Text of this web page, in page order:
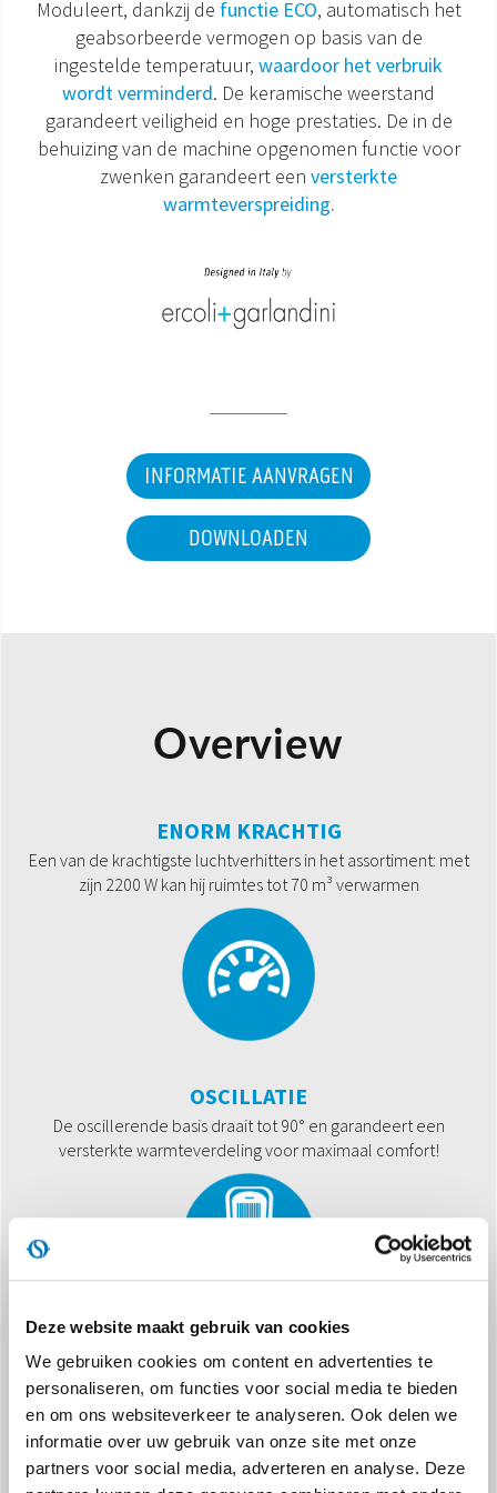
Deze website maakt gebruik van cookies
We gebruiken cookies om content en advertenties te
personaliseren, om functies voor social media te bieden
en om ons websiteverkeer te analyseren. Ook delen we
informatie over uw gebruik van onze site met onze
partners voor social media, adverteren en analyse. Deze
DOCUMENTATIE PRODUCTEN
Moduleert, dankzij de functie ECO, automatisch het
geabsorbeerde vermogen op basis van de
ingestelde temperatuur, waardoor het verbruik
wordt verminderd. De keramische weerstand
garandeert veiligheid en hoge prestaties. De in de
behuizing van de machine opgenomen functie voor
zwenken garandeert een versterkte
warmteverspreiding.
INFORMATIE AANVRAGEN
DOWNLOADEN
Overview
ENORM KRACHTIG
Een van de krachtigste luchtverhitters in het assortiment: met
zijn 2200 W kan hij ruimtes tot 70 m³ verwarmen
OSCILLATIE
De oscillerende basis draait tot 90° en garandeert een
versterkte warmteverdeling voor maximaal comfort!
DIGITAL CONTROL
Door middel van het display kan de timer (12h)
geprogrammeerd worden, het gewenste vermogen
geselecteerd worden of de functie ECO geactiveerd worden.